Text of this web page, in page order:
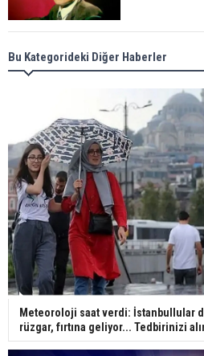
Meral Akşener
görüntülendi
29 Mayıs
Bilim kurgu
insanları
Ünlü türkücü
geçirdi: Son hali
Bu Kategorideki Diğer Haberler
Meteoroloji saat verdi: İstanbullular
rüzgar, fırtına geliyor... Tedbirinizi